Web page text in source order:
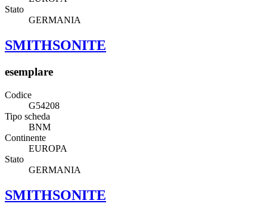
Stato
GERMANIA
SMITHSONITE
esemplare
Codice
G54208
Tipo scheda
BNM
Continente
EUROPA
Stato
GERMANIA
SMITHSONITE